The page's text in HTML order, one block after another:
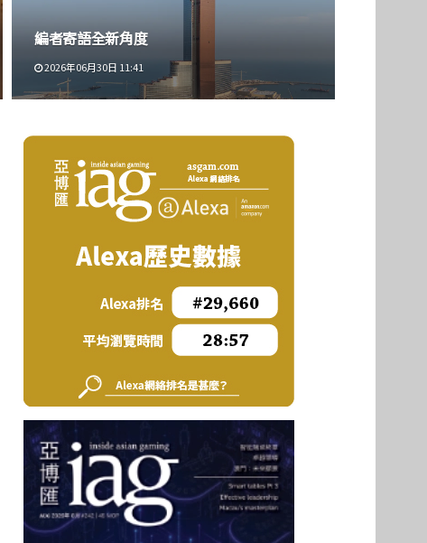
編者寄語全新角度
2026年06月30日 11:41